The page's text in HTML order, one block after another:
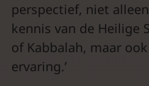
perspectief, niet
kennis van de Heilige
of Kabbalah, maar
ervaring.’